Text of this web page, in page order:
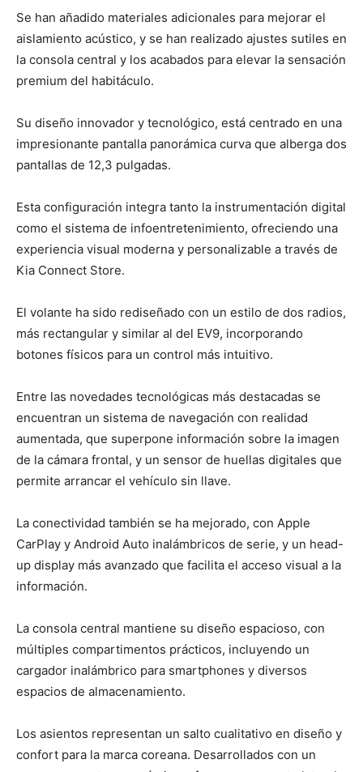
Se han añadido materiales adicionales para mejorar el
aislamiento acústico, y se han realizado ajustes sutiles en
la consola central y los acabados para elevar la sensación
premium del habitáculo.
Su diseño innovador y tecnológico, está centrado en una
impresionante pantalla panorámica curva que alberga dos
pantallas de 12,3 pulgadas.
Esta configuración integra tanto la instrumentación digital
como el sistema de infoentretenimiento, ofreciendo una
experiencia visual moderna y personalizable a través de
Kia Connect Store.
El volante ha sido rediseñado con un estilo de dos radios,
más rectangular y similar al del EV9, incorporando
botones físicos para un control más intuitivo.
Entre las novedades tecnológicas más destacadas se
encuentran un sistema de navegación con realidad
aumentada, que superpone información sobre la imagen
de la cámara frontal, y un sensor de huellas digitales que
permite arrancar el vehículo sin llave.
La conectividad también se ha mejorado, con Apple
CarPlay y Android Auto inalámbricos de serie, y un head-
up display más avanzado que facilita el acceso visual a la
información.
La consola central mantiene su diseño espacioso, con
múltiples compartimentos prácticos, incluyendo un
cargador inalámbrico para smartphones y diversos
espacios de almacenamiento.
Los asientos representan un salto cualitativo en diseño y
confort para la marca coreana. Desarrollados con un